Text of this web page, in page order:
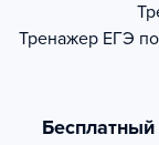
Тренажер ЕГЭ